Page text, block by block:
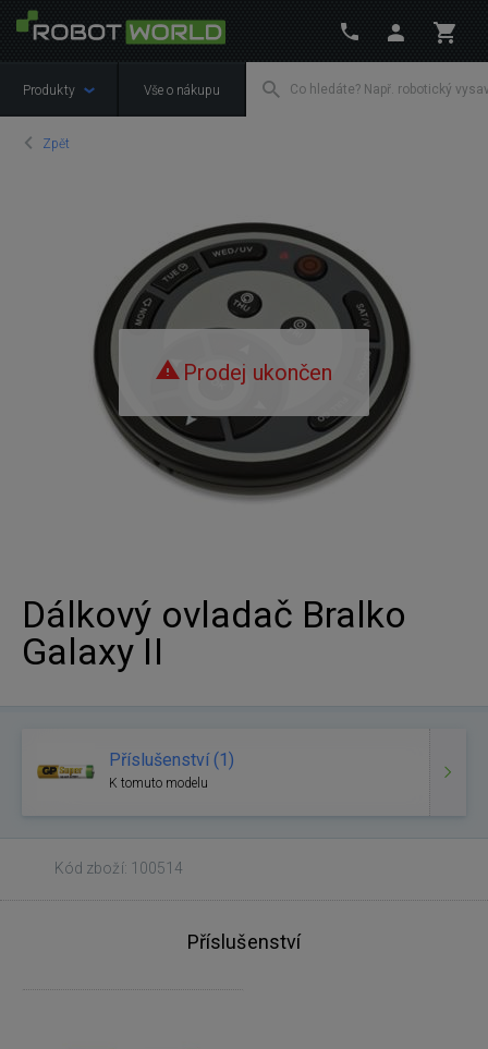
Produkty Vše o nákupu
Zpět
Prodej ukončen
Dálkový ovladač Bralko
Galaxy II
Příslušenství (1)
K tomuto modelu
Kód zboží: 100514
Příslušenství